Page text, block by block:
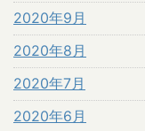
2020年9月
2020年8月
2020年7月
2020年6月